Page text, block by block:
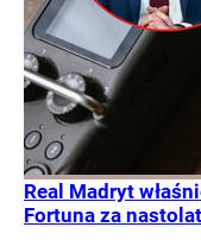
Real Madryt
Fortuna za